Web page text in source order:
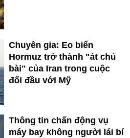
Chuyên gia: Eo biển
Hormuz trở thành "át chủ
bài" của Iran trong cuộc
đối đầu với Mỹ
Thông tin chấn động vụ
máy bay không người lái bí